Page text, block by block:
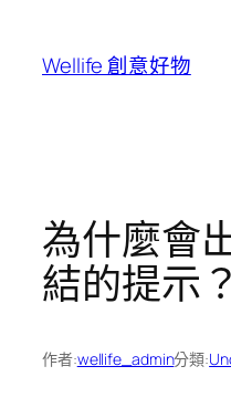
Wellife 創意好物
為什麼會
結的提示？
作者:wellife_admin分類: